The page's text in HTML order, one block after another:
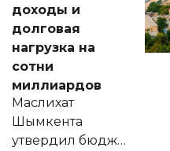
доходы и
долговая
нагрузка на
сотни
миллиардов
Маслихат
Шымкента
утвердил бюджет